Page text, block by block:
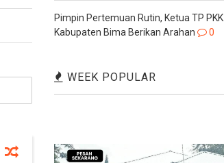
Pimpin Pertemuan Rutin, Ketua TP PKK
Kabupaten Bima Berikan Arahan
0
WEEK POPULAR